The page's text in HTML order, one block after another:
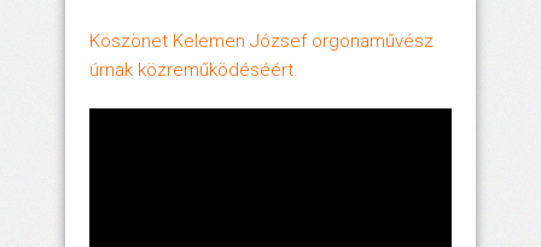
Köszönet Kelemen József orgonaművész
úrnak közreműködéséért.